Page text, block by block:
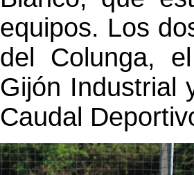
equipos. Los
del Colunga,
Gijón Industrial
Caudal